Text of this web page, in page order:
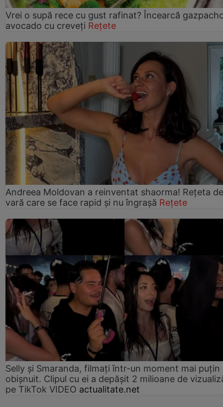
Vrei o supă rece cu gust rafinat? Încearcă
avocado cu creveți Rețete
Andreea Moldovan a reinventat shaorma! Rețeta de
vară care se face rapid și nu îngrașă Rețete
Selly și Smaranda, filmați într-un moment mai puțin
obișnuit. Clipul cu ei a depășit 2 milioane de
pe TikTok VIDEO actualitate.net